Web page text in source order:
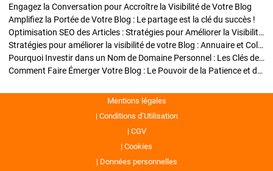
Engagez la Conversation pour Accroître la Visibilité de Votre Blog
Amplifiez la Portée de Votre Blog : Le partage est la clé du succès !
Optimisation SEO des Articles : Stratégies pour Améliorer la Visibilité de Votre Blog
Stratégies pour améliorer la visibilité de votre Blog : Annuaire et Collaborations
Pourquoi Investir dans un Nom de Domaine Personnel : Les Clés de la Réussite de Votre Blog
Comment Faire Émerger Votre Blog : Le Pouvoir de la Patience et de la Persévérance
Mentions légales
Conditions d’Utilisation
CGV
Cookies
Données personnelles